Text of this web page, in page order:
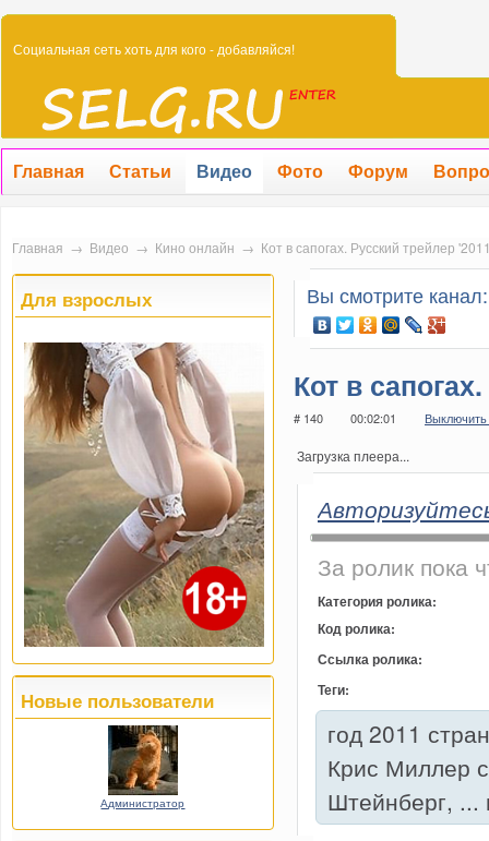
Социальная сеть хоть для кого - добавляйся!
Главная Статьи Видео Фото Форум
Главная → Видео → Кино онлайн → Кот в сапогах. Русский трейлер
Для взрослых
Новые пользователи
Администратор
Вы смотрите
Кот в
# 140 00:02:01 Выключить
Загрузка плеера...
За ролик пока
Категория ролика:
Код ролика:
Ссылка ролика:
Теги:
год 2011
Крис Миллер
Штейнберг,